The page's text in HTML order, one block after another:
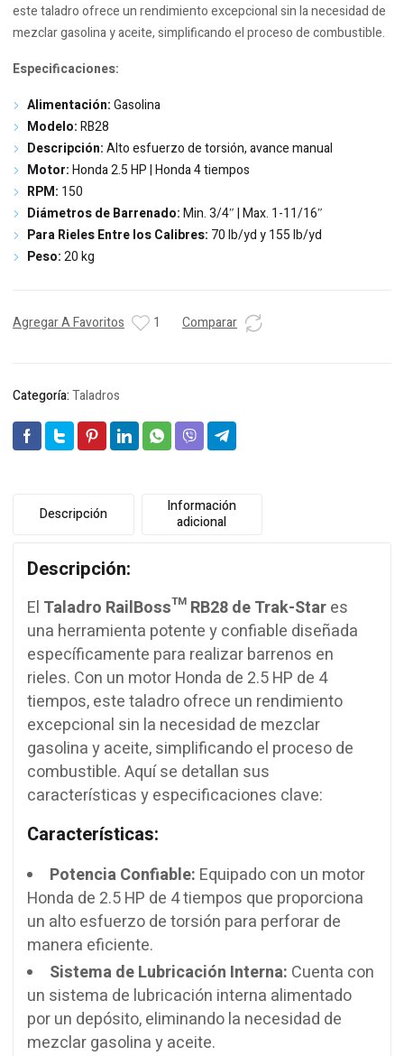
este taladro ofrece un rendimiento excepcional sin la necesidad de
mezclar gasolina y aceite, simplificando el proceso de combustible.
Especificaciones:
Alimentación:Gasolina
Modelo:RB28
Descripción:Alto esfuerzo de torsión, avance manual
Motor:Honda 2.5 HP | Honda 4 tiempos
RPM: 150
Diámetros de Barrenado:Min. 3/4″ | Max. 1-11/16″
Para Rieles Entre los Calibres: 70 lb/yd y 155 lb/yd
Peso:20 kg
Agregar A Favoritos 1 Comparar
Categoría:Taladros
Descripción
Información
adicional
Descripción:
El Taladro RailBoss™ RB28 de Trak-Stares
una herramienta potente y confiable diseñada
específicamente para realizar barrenos en
rieles. Con un motor Honda de 2.5 HP de 4
tiempos, este taladro ofrece un rendimiento
excepcional sin la necesidad de mezclar
gasolina y aceite, simplificando el proceso de
combustible. Aquí se detallan sus
características y especificaciones clave:
Características:
Potencia Confiable: Equipado con un motor
Honda de 2.5 HP de 4 tiempos que proporciona
un alto esfuerzo de torsión para perforar de
manera eficiente.
Sistema de Lubricación Interna: Cuenta con
un sistema de lubricación interna alimentado
por un depósito, eliminando la necesidad de
mezclar gasolina y aceite.